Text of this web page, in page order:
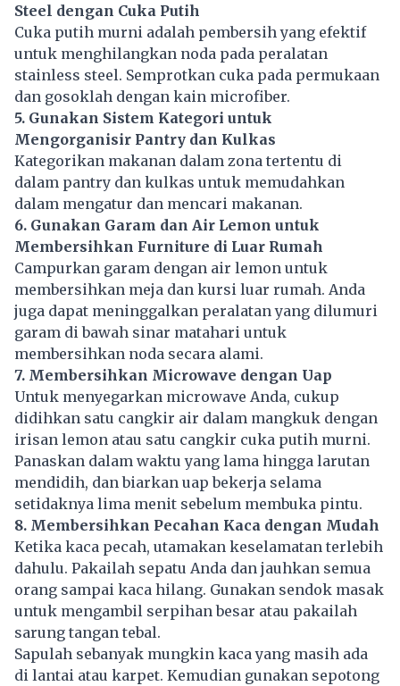
Steel dengan Cuka Putih
Cuka putih murni adalah pembersih yang efektif
untuk menghilangkan noda pada peralatan
stainless steel. Semprotkan cuka pada permukaan
dan gosoklah dengan kain microfiber.
5. Gunakan Sistem Kategori untuk
Mengorganisir Pantry dan Kulkas
Kategorikan makanan dalam zona tertentu di
dalam pantry dan kulkas untuk memudahkan
dalam mengatur dan mencari makanan.
6. Gunakan Garam dan Air Lemon untuk
Membersihkan Furniture di Luar Rumah
Campurkan garam dengan air lemon untuk
membersihkan meja dan kursi luar rumah. Anda
juga dapat meninggalkan peralatan yang dilumuri
garam di bawah sinar matahari untuk
membersihkan noda secara alami.
7. Membersihkan Microwave dengan Uap
Untuk menyegarkan microwave Anda, cukup
didihkan satu cangkir air dalam mangkuk dengan
irisan lemon atau satu cangkir cuka putih murni.
Panaskan dalam waktu yang lama hingga larutan
mendidih, dan biarkan uap bekerja selama
setidaknya lima menit sebelum membuka pintu.
8. Membersihkan Pecahan Kaca dengan Mudah
Ketika kaca pecah, utamakan keselamatan terlebih
dahulu. Pakailah sepatu Anda dan jauhkan semua
orang sampai kaca hilang. Gunakan sendok masak
untuk mengambil serpihan besar atau pakailah
sarung tangan tebal.
Sapulah sebanyak mungkin kaca yang masih ada
di lantai atau karpet. Kemudian gunakan sepotong